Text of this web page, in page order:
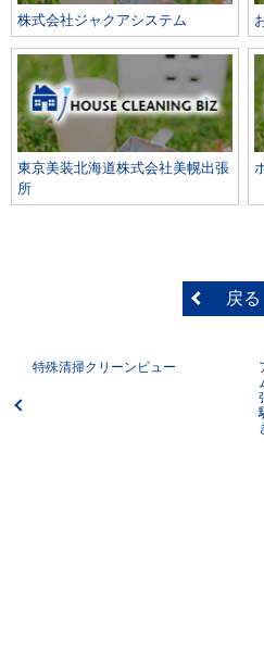
株式会社ジャクアシステム
東京美装北海道株式会社美幌出張
所
戻る
特殊清掃クリーンビュー